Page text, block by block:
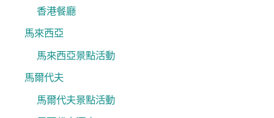
香港餐廳
馬來西亞
馬來西亞景點活動
馬爾代夫
馬爾代夫景點活動